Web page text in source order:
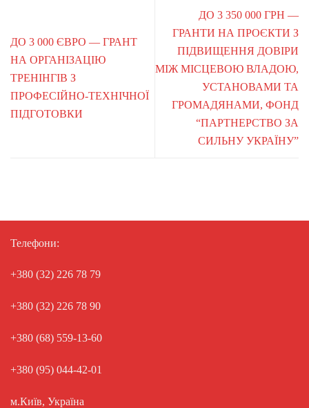
ДО 3 000 ЄВРО — ГРАНТ
НА ОРГАНІЗАЦІЮ
ТРЕНІНГІВ З
ПРОФЕСІЙНО-ТЕХНІЧНОЇ
ПІДГОТОВКИ
ДО 3 350 000 ГРН —
ГРАНТИ НА ПРОЄКТИ З
ПІДВИЩЕННЯ ДОВІРИ
МІЖ МІСЦЕВОЮ ВЛАДОЮ,
УСТАНОВАМИ ТА
ГРОМАДЯНАМИ, ФОНД
“ПАРТНЕРСТВО ЗА
СИЛЬНУ УКРАЇНУ”
Телефони:
+380 (32) 226 78 79
+380 (32) 226 78 90
+380 (68) 559-13-60
+380 (95) 044-42-01
м.Київ, Україна